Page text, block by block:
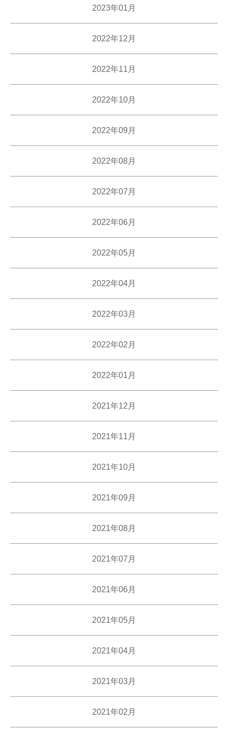
2023年01月
2022年12月
2022年11月
2022年10月
2022年09月
2022年08月
2022年07月
2022年06月
2022年05月
2022年04月
2022年03月
2022年02月
2022年01月
2021年12月
2021年11月
2021年10月
2021年09月
2021年08月
2021年07月
2021年06月
2021年05月
2021年04月
2021年03月
2021年02月